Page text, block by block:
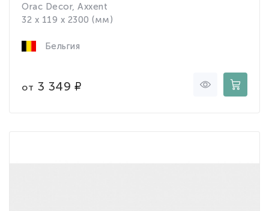
Orac Decor, Axxent
32 x 119 x 2300 (мм)
Бельгия
от 3 349